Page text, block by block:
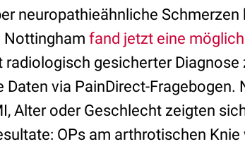
neuropathieähnliche Schmerzen
Nottingham fand jetzt eine
gesicherter Diagnose
via PainDirect-Fragebogen.
Alter oder Geschlecht zeigten
OPs am arthrotischen